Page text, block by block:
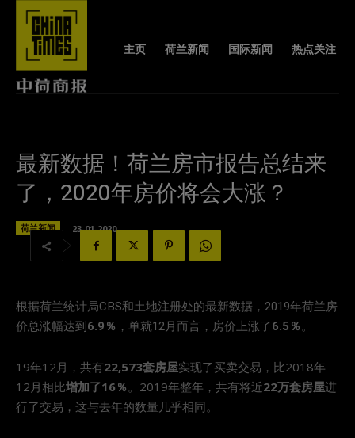
主页 荷兰新闻 国际新闻 热点关注
最新数据！荷兰房市报告总结来
了，2020年房价将会大涨？
荷兰新闻 23-01-2020
根据荷兰统计局CBS和土地注册处的最新数据，2019年荷兰房
价总涨幅达到6.9％ ，单就12月而言，房价上涨了6.5％。
19年12月，共有22,573套房屋实现了买卖交易，比2018年
12月相比增加了16％。2019年整年，共有将近22万套房屋进
行了交易，这与去年的数量几乎相同。